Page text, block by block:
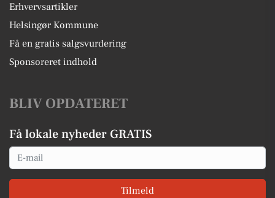
Erhvervsartikler
Helsingør Kommune
Få en gratis salgsvurdering
Sponsoreret indhold
BLIV OPDATERET
Få lokale nyheder GRATIS
Email
Tilmeld